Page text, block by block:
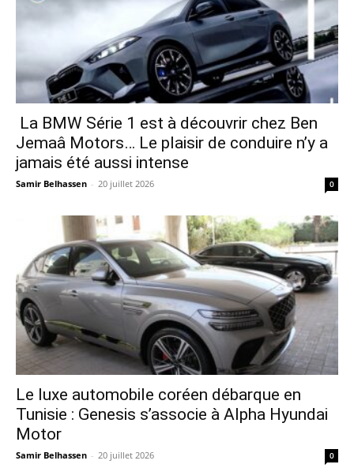
La BMW Série 1 est à découvrir chez Ben
Jemaâ Motors… Le plaisir de conduire n’y a
jamais été aussi intense
Samir Belhassen - 20 juillet 2026 0
Le luxe automobile coréen débarque en
Tunisie : Genesis s’associe à Alpha Hyundai
Motor
Samir Belhassen - 20 juillet 2026 0